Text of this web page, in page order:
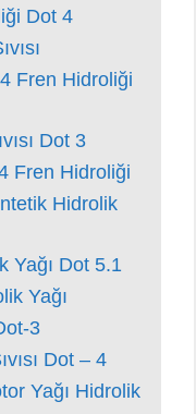
Dot 4
Fren Hidroliği
Dot 3
Fren Hidroliği
Hidrolik
Yağı Dot 5.1
Yağı
3
Dot – 4
Yağı Hidrolik